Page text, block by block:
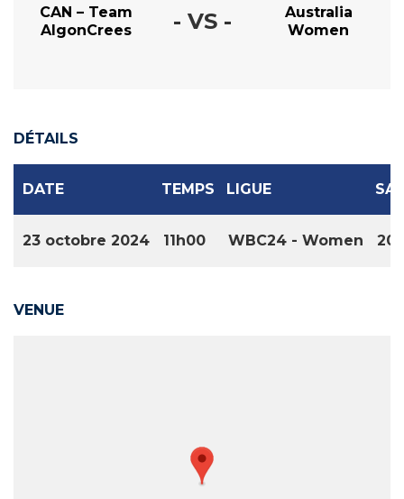
CAN – Team
AlgonCrees
- VS -
Australia
Women
DÉTAILS
DATE TEMPS LIGUE
23 octobre 2024 11h00 WBC24 - Women
VENUE